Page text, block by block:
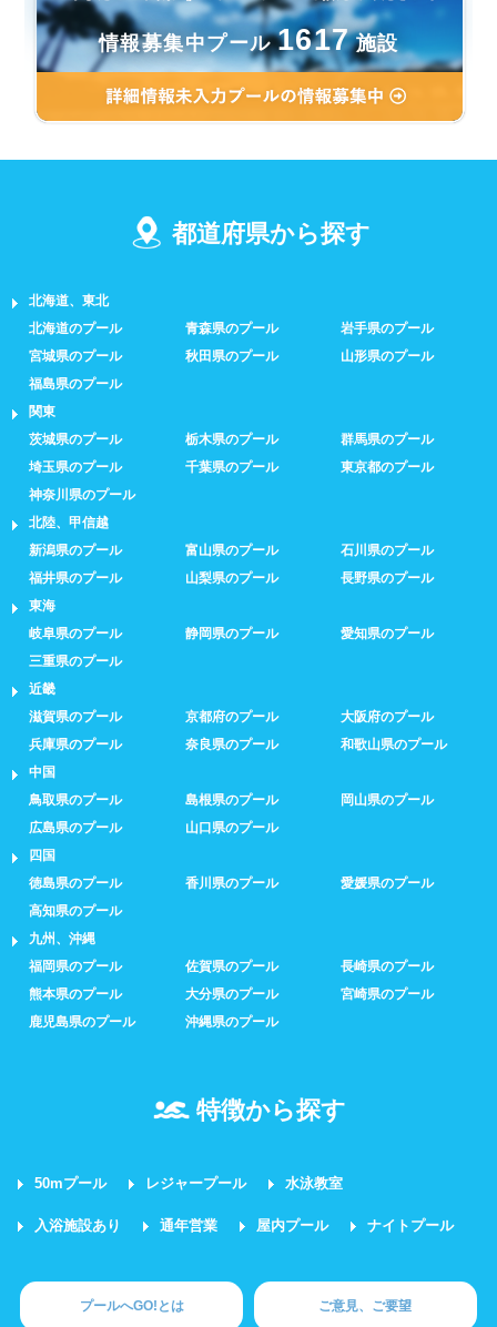
情報募集中プール 1617 施設
都道府県から探す
北海道、東北
北海道のプール
青森県のプール
岩手県のプール
宮城県のプール
秋田県のプール
山形県のプール
福島県のプール
関東
茨城県のプール
栃木県のプール
群馬県のプール
埼玉県のプール
千葉県のプール
東京都のプール
神奈川県のプール
北陸、甲信越
新潟県のプール
富山県のプール
石川県のプール
福井県のプール
山梨県のプール
長野県のプール
東海
岐阜県のプール
静岡県のプール
愛知県のプール
三重県のプール
近畿
滋賀県のプール
京都府のプール
大阪府のプール
兵庫県のプール
奈良県のプール
和歌山県のプール
中国
鳥取県のプール
島根県のプール
岡山県のプール
広島県のプール
山口県のプール
四国
徳島県のプール
香川県のプール
愛媛県のプール
高知県のプール
九州、沖縄
福岡県のプール
佐賀県のプール
長崎県のプール
熊本県のプール
大分県のプール
宮崎県のプール
鹿児島県のプール
沖縄県のプール
特徴から探す
50mプール レジャープール 水泳教室
入浴施設あり 通年営業 屋内プール ナイトプール
プールへGO!とは ご意見、ご要望